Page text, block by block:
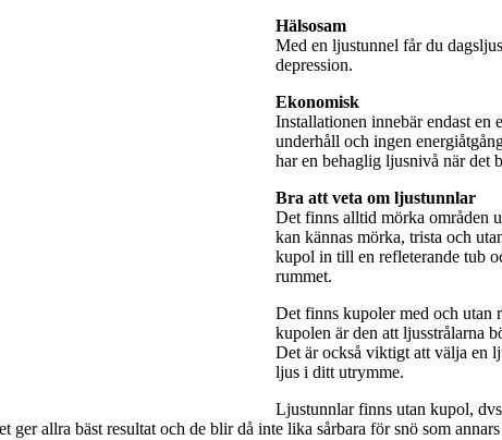
Hälsosam
Med en ljustunnel får du
depression.
Ekonomisk
Installationen innebär endast en
underhåll och ingen
har en behaglig ljusnivå när det
Bra att veta om ljustunnlar
Det finns alltid mörka områden
kan kännas mörka, trista och
kupol in till en refleterande tub
rummet.
Det finns kupoler med och utan
kupolen är den att ljusstrålarna
Det är också viktigt att välja en
ljus i ditt utrymme.
Ljustunnlar finns utan kupol,
allra bäst resultat och de blir då inte lika sårbara för snö som